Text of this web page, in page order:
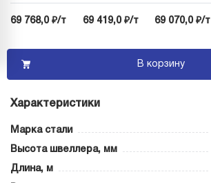
69 768,0 ₽/т 69 419,0 ₽/т 69 070,0 ₽/т
В корзину
Характеристики
Марка стали
Высота швеллера, мм
Длина, м